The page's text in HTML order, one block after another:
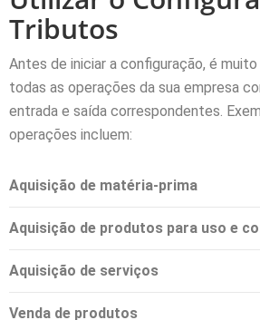
Tributos
Antes de iniciar a configuração, é
todas as operações da sua empresa
entrada e saída correspondentes.
operações incluem:
Aquisição de matéria-prima
Aquisição de produtos para uso e
Aquisição de serviços
Venda de produtos